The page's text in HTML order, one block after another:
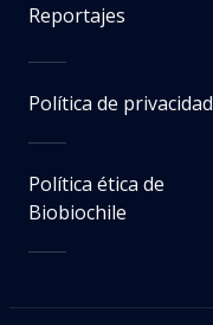
Reportajes
Política de privacidad
Política ética de
Biobiochile